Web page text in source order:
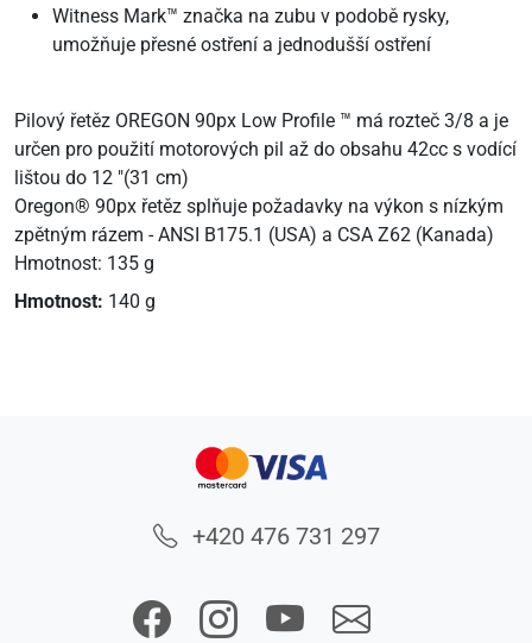
Witness Mark™ značka na zubu v podobě rysky,
umožňuje přesné ostření a jednodušší ostření
Pilový řetěz OREGON 90px Low Profile ™ má rozteč 3/8 a je
určen pro použití motorových pil až do obsahu 42cc s vodící
lištou do 12 "(31 cm)
Oregon® 90px řetěz splňuje požadavky na výkon s nízkým
zpětným rázem - ANSI B175.1 (USA) a CSA Z62 (Kanada)
Hmotnost: 135 g
Hmotnost: 140 g
+420 476 731 297